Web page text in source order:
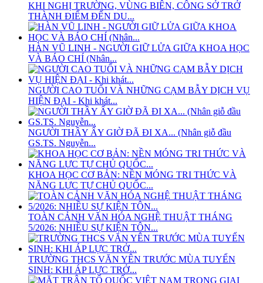
KHI NGHỊ TRƯỜNG, VÙNG BIÊN, CÔNG SỞ TRỞ
THÀNH ĐIỂM ĐẾN DU...
HÀN VŨ LINH - NGƯỜI GIỮ LỬA GIỮA KHOA HỌC
VÀ BÁO CHÍ (Nhân...
NGƯỜI CAO TUỔI VÀ NHỮNG CẠM BẪY DỊCH VỤ
HIỆN ĐẠI - Khi khát...
NGƯỜI THẦY ẤY GIỜ ĐÃ ĐI XA... (Nhân giỗ đầu
GS.TS. Nguyễn...
KHOA HỌC CƠ BẢN: NỀN MÓNG TRI THỨC VÀ
NĂNG LỰC TỰ CHỦ QUỐC...
TOÀN CẢNH VĂN HÓA NGHỆ THUẬT THÁNG
5/2026: NHIỀU SỰ KIỆN TÔN...
TRƯỜNG THCS VĂN YÊN TRƯỚC MÙA TUYỂN
SINH: KHI ÁP LỰC TRỞ...